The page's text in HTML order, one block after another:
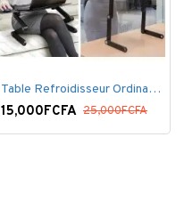
Table Refroidisseur Ordinateur Portable
15,000FCFA 25,000FCFA